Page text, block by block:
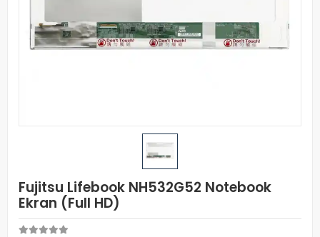
Fujitsu Lifebook NH532G52 Notebook
Ekran (Full HD)